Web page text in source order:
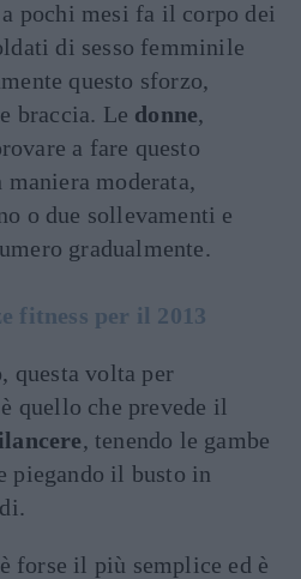
pochi mesi fa il corpo dei
di sesso femminile
questo sforzo,
braccia. Le donne,
a fare questo
moderata,
o due sollevamenti e
gradualmente.
fitness per il 2013
questa volta per
quello che prevede il
, tenendo le gambe
piegando il busto in
forse il più semplice ed è